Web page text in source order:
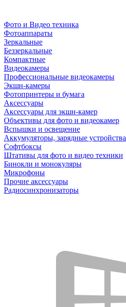
Фото и Видео техника
Фотоаппараты
Зеркальные
Беззеркальные
Компактные
Видеокамеры
Профессиональные видеокамеры
Экшн-камеры
Фотопринтеры и бумага
Аксессуары
Аксессуары для экшн-камер
Объективы для фото и видеокамер
Вспышки и освещение
Аккумуляторы, зарядные устройства
Софтбоксы
Штативы для фото и видео техники
Бинокли и монокуляры
Микрофоны
Прочие аксессуары
Радиосинхронизаторы